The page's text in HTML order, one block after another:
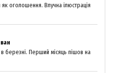
оголошення. Влучна ілюстрація
березні. Перший місяць пішов на